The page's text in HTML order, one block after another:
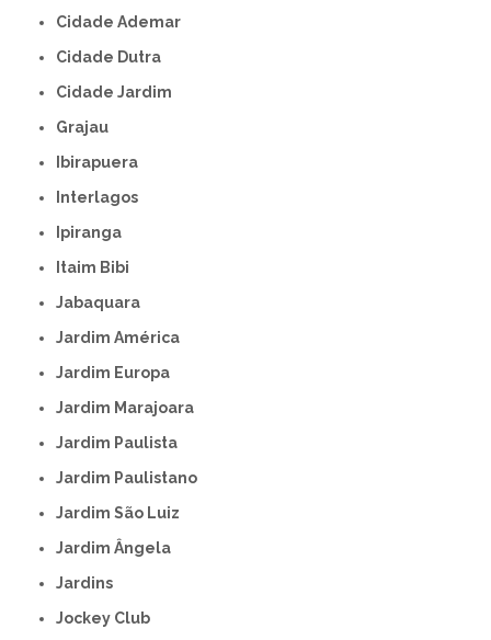
Cidade Ademar
Cidade Dutra
Cidade Jardim
Grajau
Ibirapuera
Interlagos
Ipiranga
Itaim Bibi
Jabaquara
Jardim América
Jardim Europa
Jardim Marajoara
Jardim Paulista
Jardim Paulistano
Jardim São Luiz
Jardim Ângela
Jardins
Jockey Club